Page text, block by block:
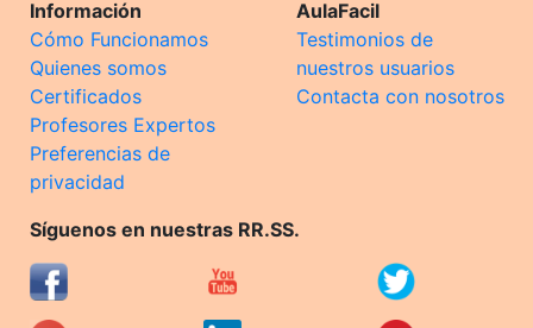
Información
Cómo Funcionamos
Quienes somos
Certificados
Profesores Expertos
Preferencias de
privacidad
AulaFacil
Testimonios de
nuestros usuarios
Contacta con nosotros
Síguenos en nuestras RR.SS.